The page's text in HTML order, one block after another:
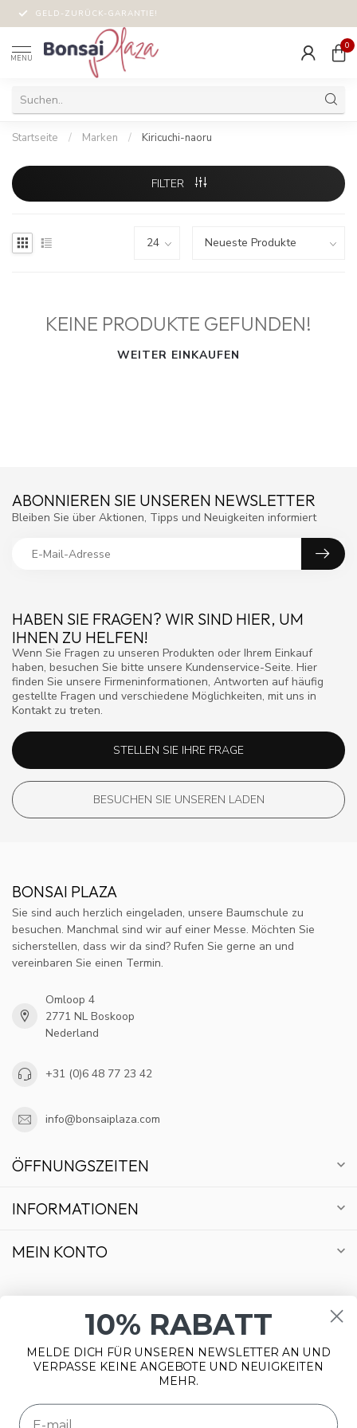
GELD-ZURÜCK-GARANTIE!
MENU
0
Startseite / Marken / Kiricuchi-naoru
FILTER
KEINE PRODUKTE GEFUNDEN!
WEITER EINKAUFEN
HABEN SIE FRAGEN? WIR SIND HIER, UM
IHNEN ZU HELFEN!
Wenn Sie Fragen zu unseren Produkten oder Ihrem Einkauf
haben, besuchen Sie bitte unsere Kundenservice-Seite. Hier
finden Sie unsere Firmeninformationen, Antworten auf häufig
gestellte Fragen und verschiedene Möglichkeiten, mit uns in
Kontakt zu treten.
STELLEN SIE IHRE FRAGE
BESUCHEN SIE UNSEREN LADEN
ABONNIEREN SIE UNSEREN NEWSLETTER
Bleiben Sie über Aktionen, Tipps und Neuigkeiten informiert
BONSAI PLAZA
Sie sind auch herzlich eingeladen, unsere Baumschule zu
besuchen. Manchmal sind wir auf einer Messe. Möchten Sie
sicherstellen, dass wir da sind? Rufen Sie gerne an und
vereinbaren Sie einen Termin.
Omloop 4
2771 NL Boskoop
Nederland
+31 (0)6 48 77 23 42
info@bonsaiplaza.com
ÖFFNUNGSZEITEN
INFORMATIONEN
MEIN KONTO
Wir benutzen Cookies nur für interne Zwecke um den
10% RABATT
MELDE DICH FÜR UNSEREN NEWSLETTER AN UND
VERPASSE KEINE ANGEBOTE UND NEUIGKEITEN
MEHR.